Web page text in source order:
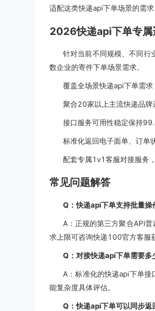
适配这类快递api下单场景的需求
2026快递api下单专属
针对当前不同规模、不同
数企业的寄件下单场景需求。
覆盖全场景快递api下单需
聚合20家以上主流快递品
接口服务可用性稳定保持
标准化返回电子面单、订单
配套专属1v1客服对接服务
常见问题解答
Q：快递api下单支持批量操
A：正规的第三方聚合API
求上限可咨询快递100官方客服
Q：对接快递api下单需要多
A：标准化的快递api下单
能复杂度具体评估。
Q：快递api下单可以同步返